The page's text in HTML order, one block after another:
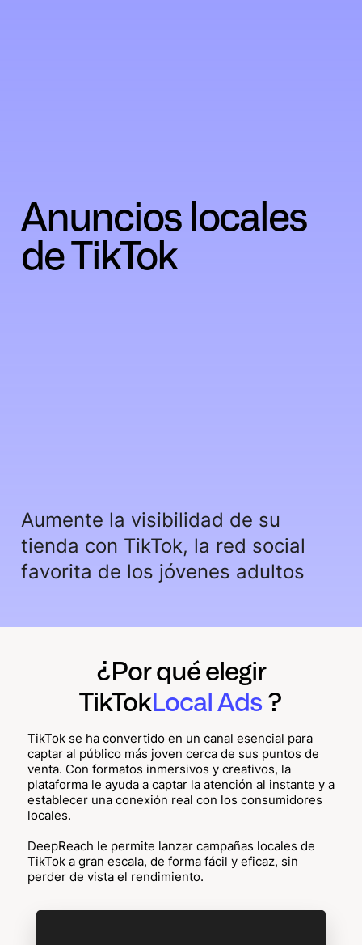
Anuncios locales
de TikTok
Aumente la visibilidad de su
tienda con TikTok, la red social
favorita de los jóvenes adultos
¿Por qué elegir
TikTokLocal Ads ?
TikTok se ha convertido en un canal esencial para
captar al público más joven cerca de sus puntos de
venta. Con formatos inmersivos y creativos, la
plataforma le ayuda a captar la atención al instante y a
establecer una conexión real con los consumidores
locales.
DeepReach le permite lanzar campañas locales de
TikTok a gran escala, de forma fácil y eficaz, sin
perder de vista el rendimiento.